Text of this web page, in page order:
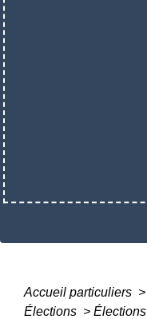
Accueil particuliers >
Élections > Élections